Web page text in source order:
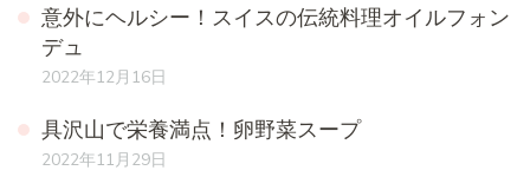
意外にヘルシー！スイスの伝統料理オイルフォン
デュ
2022年12月16日
具沢山で栄養満点！卵野菜スープ
2022年11月29日